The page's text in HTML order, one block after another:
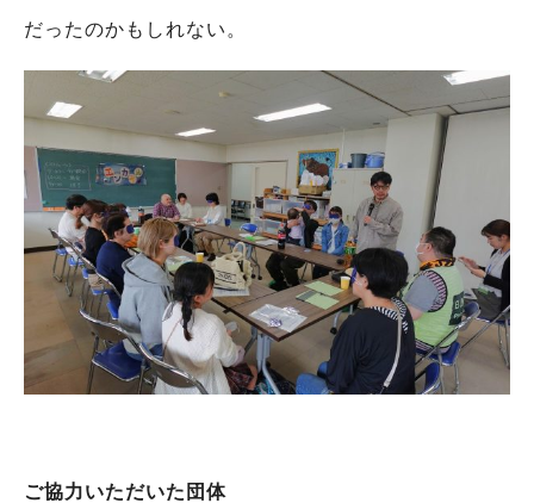
だったのかもしれない。
ご協力いただいた団体